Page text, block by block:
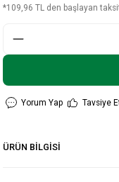
*109,96 TL den başlayan
Yorum Yap Tavsiye
ÜRÜN BİLGİSİ